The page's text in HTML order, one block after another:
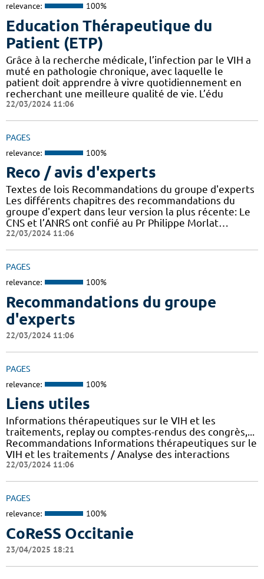
relevance: 100%
Education Thérapeutique du
Patient (ETP)
Grâce à la recherche médicale, l’infection par le VIH a
muté en pathologie chronique, avec laquelle le
patient doit apprendre à vivre quotidiennement en
recherchant une meilleure qualité de vie. L’édu
22/03/2024 11:06
PAGES
relevance: 100%
Reco / avis d'experts
Textes de lois Recommandations du groupe d'experts
Les différents chapitres des recommandations du
groupe d'expert dans leur version la plus récente: Le
CNS et l’ANRS ont confié au Pr Philippe Morlat…
22/03/2024 11:06
PAGES
relevance: 100%
Recommandations du groupe
d'experts
22/03/2024 11:06
PAGES
relevance: 100%
Liens utiles
Informations thérapeutiques sur le VIH et les
traitements, replay ou comptes-rendus des congrès,...
Recommandations Informations thérapeutiques sur le
VIH et les traitements / Analyse des interactions
22/03/2024 11:06
PAGES
relevance: 100%
CoReSS Occitanie
23/04/2025 18:21